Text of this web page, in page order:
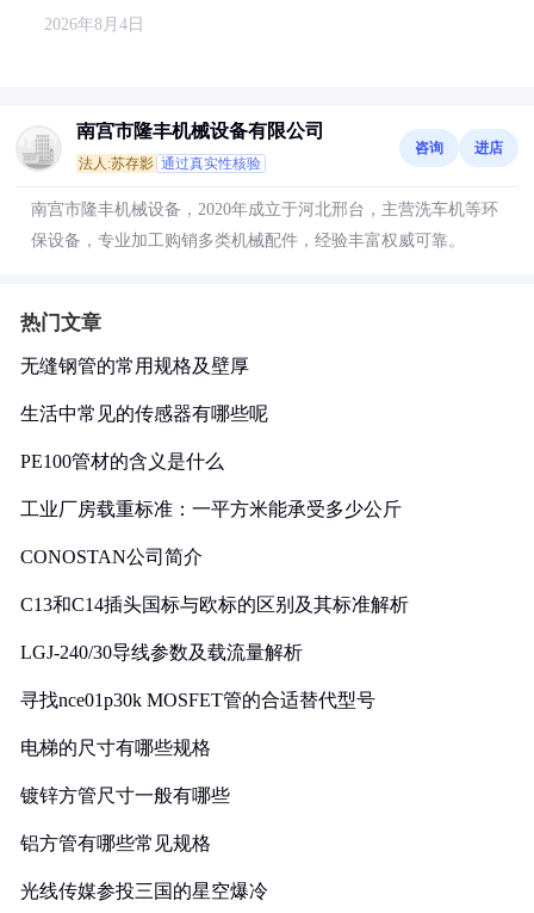
2026年8月4日
南宫市隆丰机械设备有限公司
法人:苏存影 通过真实性核验
咨询 进店
南宫市隆丰机械设备，2020年成立于河北邢台，主营洗车机等环
保设备，专业加工购销多类机械配件，经验丰富权威可靠。
热门文章
无缝钢管的常用规格及壁厚
生活中常见的传感器有哪些呢
PE100管材的含义是什么
工业厂房载重标准：一平方米能承受多少公斤
CONOSTAN公司简介
C13和C14插头国标与欧标的区别及其标准解析
LGJ-240/30导线参数及载流量解析
寻找nce01p30k MOSFET管的合适替代型号
电梯的尺寸有哪些规格
镀锌方管尺寸一般有哪些
铝方管有哪些常见规格
光线传媒参投三国的星空爆冷